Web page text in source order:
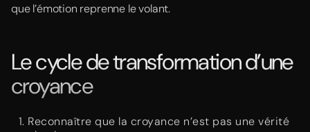
que l’émotion reprenne le volant.
Le cycle de transformation d’une
croyance
Reconnaître que la croyance n’est pas une vérité